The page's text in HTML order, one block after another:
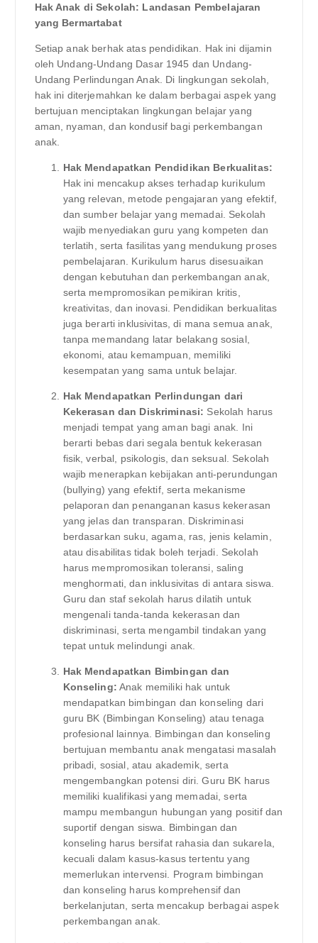
Hak Anak di Sekolah: Landasan Pembelajaran
yang Bermartabat
Setiap anak berhak atas pendidikan. Hak ini dijamin
oleh Undang-Undang Dasar 1945 dan Undang-
Undang Perlindungan Anak. Di lingkungan sekolah,
hak ini diterjemahkan ke dalam berbagai aspek yang
bertujuan menciptakan lingkungan belajar yang
aman, nyaman, dan kondusif bagi perkembangan
anak.
Hak Mendapatkan Pendidikan Berkualitas:
Hak ini mencakup akses terhadap kurikulum
yang relevan, metode pengajaran yang efektif,
dan sumber belajar yang memadai. Sekolah
wajib menyediakan guru yang kompeten dan
terlatih, serta fasilitas yang mendukung proses
pembelajaran. Kurikulum harus disesuaikan
dengan kebutuhan dan perkembangan anak,
serta mempromosikan pemikiran kritis,
kreativitas, dan inovasi. Pendidikan berkualitas
juga berarti inklusivitas, di mana semua anak,
tanpa memandang latar belakang sosial,
ekonomi, atau kemampuan, memiliki
kesempatan yang sama untuk belajar.
Hak Mendapatkan Perlindungan dari
Kekerasan dan Diskriminasi: Sekolah harus
menjadi tempat yang aman bagi anak. Ini
berarti bebas dari segala bentuk kekerasan
fisik, verbal, psikologis, dan seksual. Sekolah
wajib menerapkan kebijakan anti-perundungan
(bullying) yang efektif, serta mekanisme
pelaporan dan penanganan kasus kekerasan
yang jelas dan transparan. Diskriminasi
berdasarkan suku, agama, ras, jenis kelamin,
atau disabilitas tidak boleh terjadi. Sekolah
harus mempromosikan toleransi, saling
menghormati, dan inklusivitas di antara siswa.
Guru dan staf sekolah harus dilatih untuk
mengenali tanda-tanda kekerasan dan
diskriminasi, serta mengambil tindakan yang
tepat untuk melindungi anak.
Hak Mendapatkan Bimbingan dan
Konseling: Anak memiliki hak untuk
mendapatkan bimbingan dan konseling dari
guru BK (Bimbingan Konseling) atau tenaga
profesional lainnya. Bimbingan dan konseling
bertujuan membantu anak mengatasi masalah
pribadi, sosial, atau akademik, serta
mengembangkan potensi diri. Guru BK harus
memiliki kualifikasi yang memadai, serta
mampu membangun hubungan yang positif dan
suportif dengan siswa. Bimbingan dan
konseling harus bersifat rahasia dan sukarela,
kecuali dalam kasus-kasus tertentu yang
memerlukan intervensi. Program bimbingan
dan konseling harus komprehensif dan
berkelanjutan, serta mencakup berbagai aspek
perkembangan anak.